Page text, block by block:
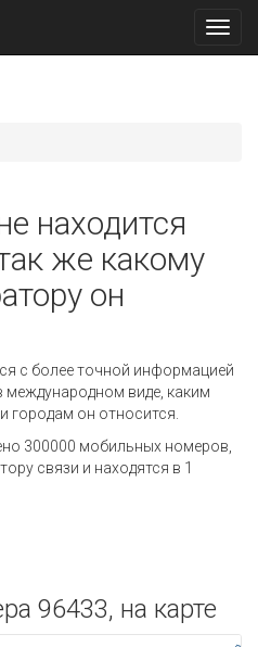
находится
же какому
он
с более точной информацией
международном виде, каким
городам он относится.
300000 мобильных номеров,
связи и находятся в 1
96433, на карте